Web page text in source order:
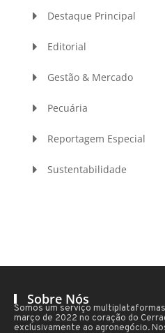
Destaque Principal
Editorial
Gestão & Mercado
Pecuária
Reportagem Especial
Sustentabilidade
Sobre Nós
Somos um serviço
março de 2022 no coração do
exclusivamente ao agronegócio.